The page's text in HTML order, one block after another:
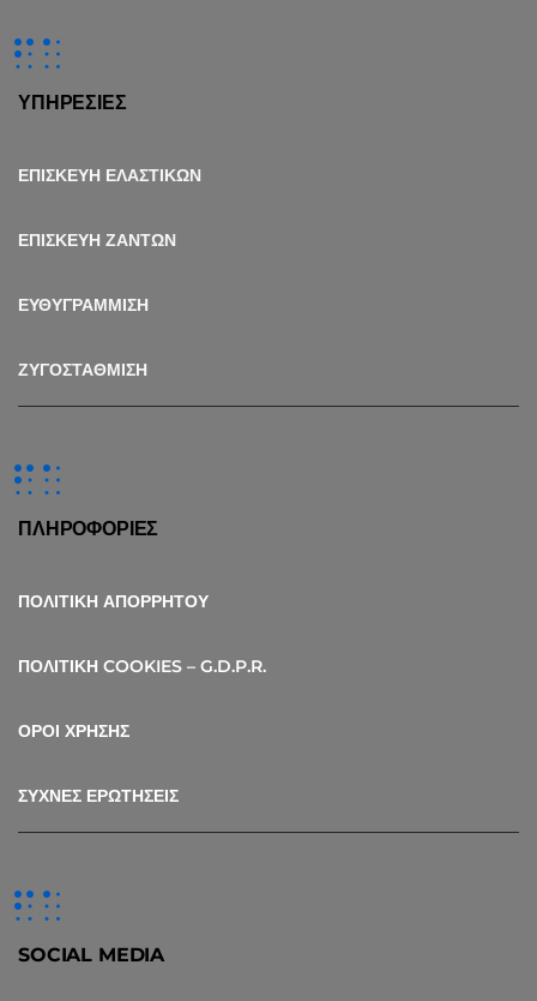
ΥΠΗΡΕΣΙΕΣ
ΕΠΙΣΚΕΥΗ ΕΛΑΣΤΙΚΩΝ
ΕΠΙΣΚΕΥΗ ΖΑΝΤΩΝ
ΕΥΘΥΓΡΑΜΜΙΣΗ
ΖΥΓΟΣΤΑΘΜΙΣΗ
ΠΛΗΡΟΦΟΡΙΕΣ
ΠΟΛΙΤΙΚΗ ΑΠΟΡΡΗΤΟΥ
ΠΟΛΙΤΙΚΗ COOKIES – G.D.P.R.
ΟΡΟΙ ΧΡΗΣΗΣ
ΣΥΧΝΕΣ ΕΡΩΤΗΣΕΙΣ
SOCIAL MEDIA